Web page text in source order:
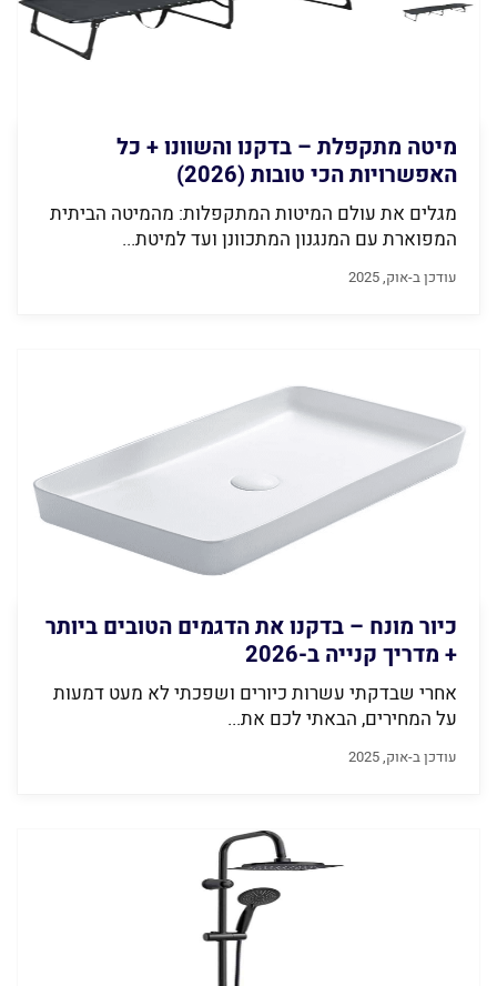
מיטה מתקפלת – בדקנו והשוונו + כל
האפשרויות הכי טובות (2026)
מגלים את עולם המיטות המתקפלות: מהמיטה הביתית
המפוארת עם המנגנון המתכוונן ועד למיטת...
עודכן ב-אוק, 2025
כיור מונח – בדקנו את הדגמים הטובים ביותר
+ מדריך קנייה ב-2026
אחרי שבדקתי עשרות כיורים ושפכתי לא מעט דמעות
על המחירים, הבאתי לכם את...
עודכן ב-אוק, 2025